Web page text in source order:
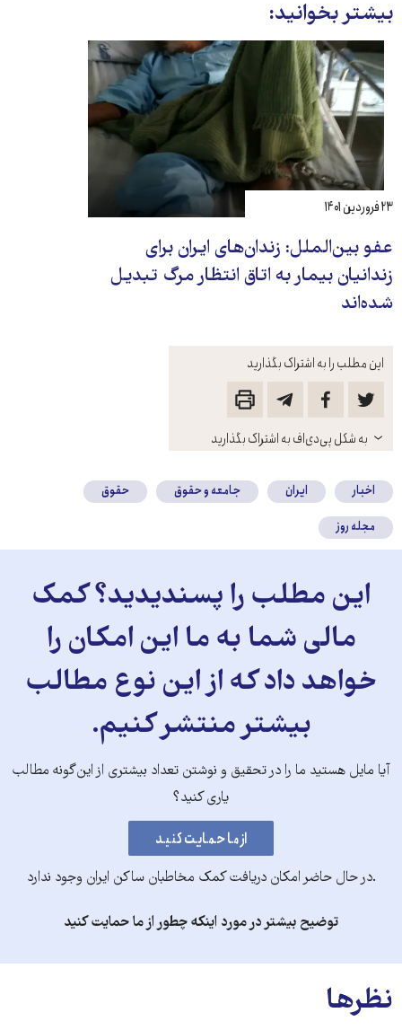
این مطلب را به اشتراک بگذارید
باز
کنید
به شکل پی‌دی‌اف به اشتراک بگذارید
بیشتر بخوانید:
عفو بین‌الملل:‌ زندان‌های ایران برای
زندانیان بیمار به اتاق انتظار مرگ تبدیل
شده‌اند
۲۳ فروردین ۱۴۰۱
اخبار ایران جامعه و حقوق
حقوق
مجله روز
این مطلب را پسندیدید؟ کمک
مالی شما به ما این امکان را
خواهد داد که از این نوع مطالب
بیشتر منتشر کنیم.
آیا مایل هستید ما را در تحقیق و نوشتن تعداد بیشتری از این‌گونه مطالب
یاری کنید؟
.در حال حاضر امکان دریافت کمک مخاطبان ساکن ایران وجود ندارد
توضیح بیشتر در مورد اینکه چطور از ما حمایت کنید
نظرها